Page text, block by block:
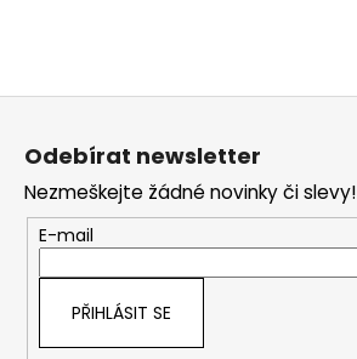
Odebírat newsletter
Nezmeškejte žádné novinky či slevy!
E-mail
PŘIHLÁSIT SE